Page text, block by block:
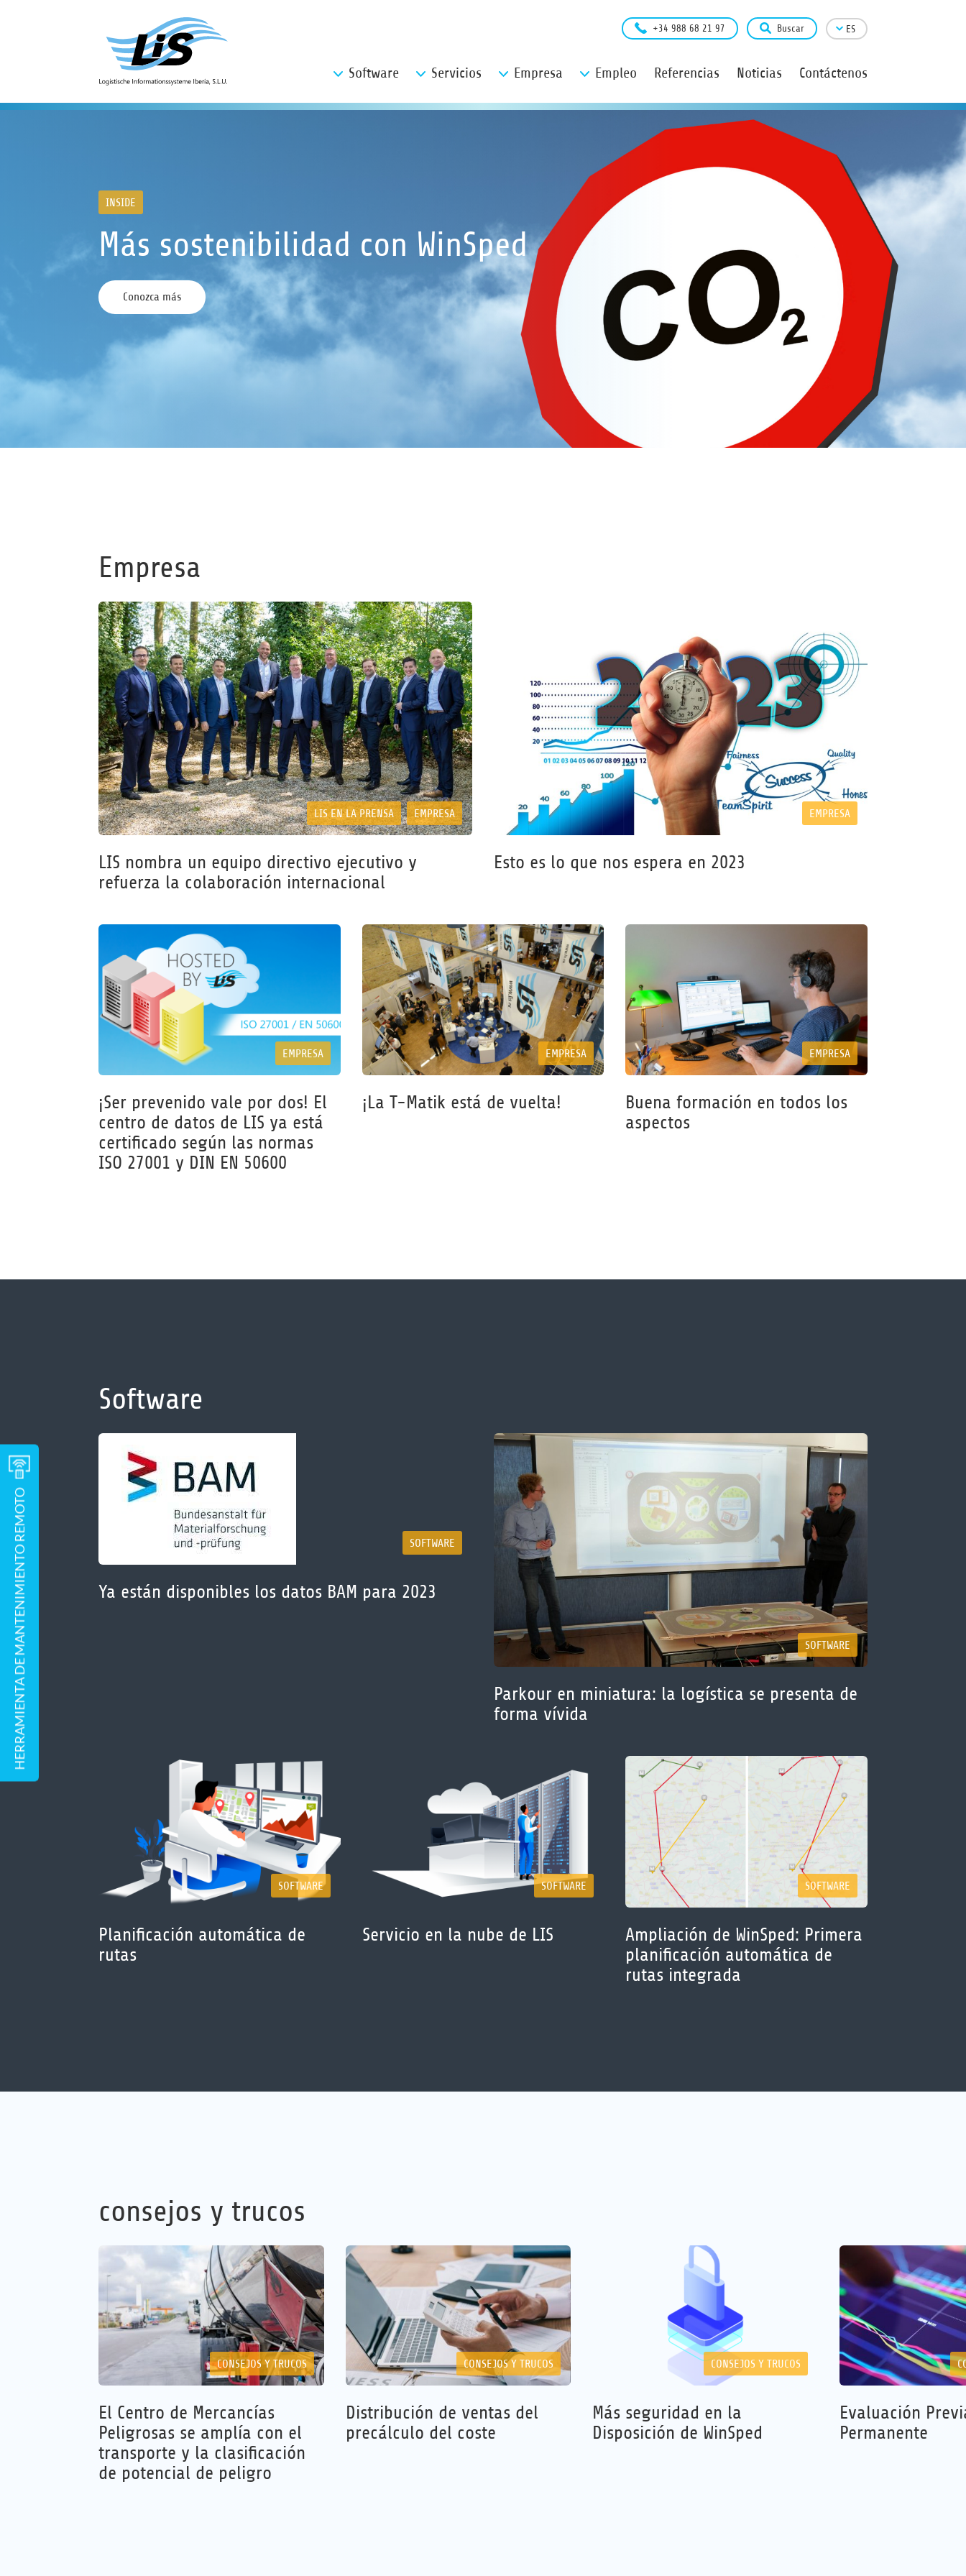
Software Servicios Empresa Empleo Referencias Noticias Contáctenos
+34 988 68 21 97 Buscar ES
INSIDE
Más sostenibilidad con WinSped
Conozca más
Empresa
LIS EN LA PRENSA EMPRESA
LIS nombra un equipo directivo ejecutivo y
refuerza la colaboración internacional
EMPRESA
Esto es lo que nos espera en 2023
EMPRESA
¡Ser prevenido vale por dos! El
centro de datos de LIS ya está
certificado según las normas
ISO 27001 y DIN EN 50600
EMPRESA
¡La T-Matik está de vuelta!
EMPRESA
Buena formación en todos los
aspectos
Software
SOFTWARE
Ya están disponibles los datos BAM para 2023
SOFTWARE
Parkour en miniatura: la logística se presenta de
forma vívida
SOFTWARE
Planificación automática de
rutas
SOFTWARE
Servicio en la nube de LIS
SOFTWARE
Ampliación de WinSped: Primera
planificación automática de
rutas integrada
consejos y trucos
CONSEJOS Y TRUCOS
El Centro de Mercancías
Peligrosas se amplía con el
transporte y la clasificación
de potencial de peligro
CONSEJOS Y TRUCOS
Distribución de ventas del
precálculo del coste
CONSEJOS Y TRUCOS
Más seguridad en la
Disposición de WinSped
Evaluación
Permanente
HERRAMIENTA DE MANTENIMIENTO REMOTO